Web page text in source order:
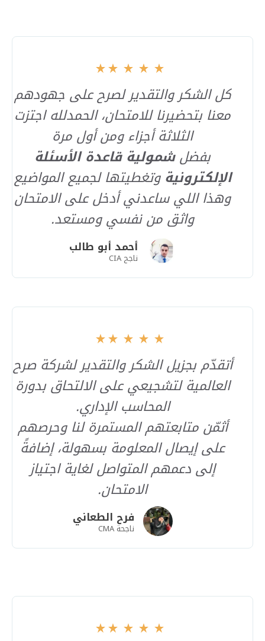
كل الشكر والتقدير لصرح على جهودهم
معنا بتحضيرنا للامتحان، الحمدلله اجتزت
الثلاثة أجزاء ومن أول مرة
بفضلشمولية قاعدة الأسئلة
الإلكترونيةوتغطيتها لجميع المواضيع
وهذا اللي ساعدني أدخل على الامتحان
واثق من نفسي ومستعد.
أحمد أبو طالب
ناجح CIA
أتقدّم بجزيل الشكر والتقدير لشركة صرح
العالمية لتشجيعي على الالتحاق بدورة
المحاسب الإداري.
أثمّن متابعتهم المستمرة لنا وحرصهم
على إيصال المعلومة بسهولة، إضافةً
إلى دعمهم المتواصل لغاية اجتياز
الامتحان.
فرح الطعاني
ناجحة CMA